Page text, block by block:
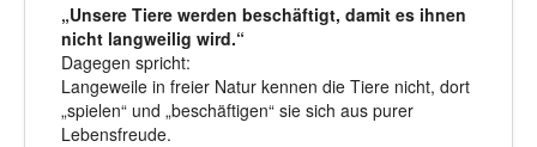
„Unsere Tiere werden beschäftigt, damit es ihnen
nicht langweilig wird.“
Dagegen spricht:
Langeweile in freier Natur kennen die Tiere nicht, dort
„spielen“ und „beschäftigen“ sie sich aus purer
Lebensfreude.